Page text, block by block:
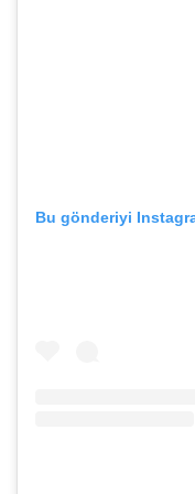
Bu gönderiyi